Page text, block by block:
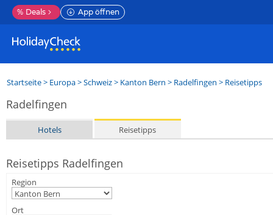
% Deals App öffnen
Startseite> Europa>Schweiz> Kanton Bern > Radelfingen > Reisetipps
Radelfingen
Hotels Reisetipps
Reisetipps Radelfingen
Region
Ort